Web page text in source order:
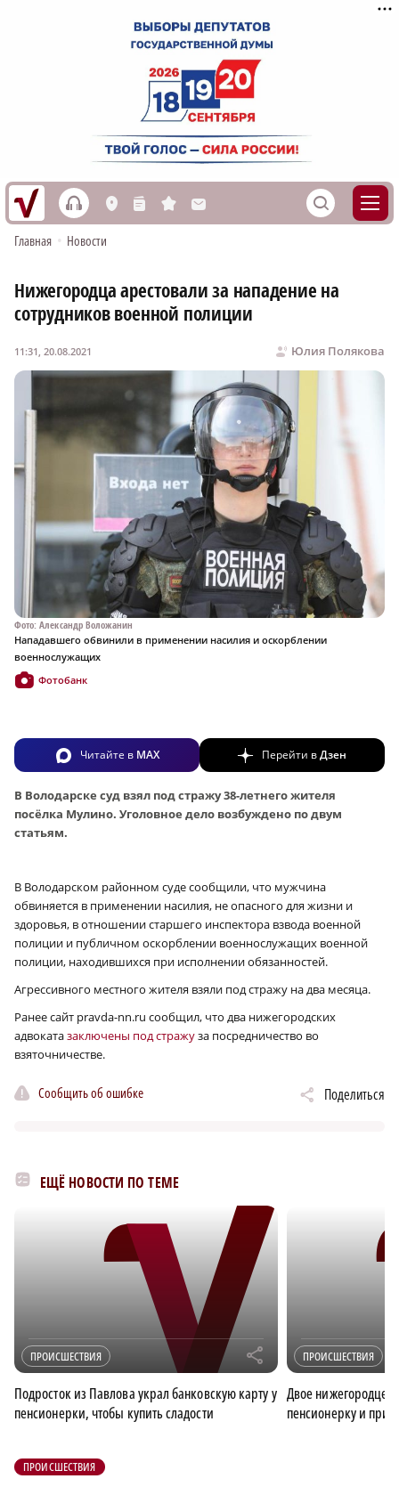
h L n s M S
Главная • Новости
Нижегородца арестовали за нападение на
сотрудников военной полиции
Юлия Полякова
11:31, 20.08.2021
Фото: Александр Воложанин
Нападавшего обвинили в применении насилия и оскорблении
военнослужащих
Фотобанк
Читайте в MAX Перейти вДзен
В Володарске суд взял под стражу 38-летнего жителя
посёлка Мулино. Уголовное дело возбуждено по двум
статьям.
В Володарском районном суде сообщили, что мужчина
обвиняется в применении насилия, не опасного для жизни и
здоровья, в отношении старшего инспектора взвода военной
полиции и публичном оскорблении военнослужащих военной
полиции, находившихся при исполнении обязанностей.
Агрессивного местного жителя взяли под стражу на два месяца.
Ранее сайт pravda-nn.ru сообщил, что два нижегородских
адвокатазаключены под стражуза посредничество во
взяточничестве.
Сообщить об ошибке Поделиться
ЕЩЁ НОВОСТИ ПО ТЕМЕ
ПРОИСШЕСТВИЯ r
Подросток из Павлова украл банковскую карту у
пенсионерки, чтобы купить сладости
ПРОИСШЕСТВИЯ
Двое
пенсионерку и
ПРОИСШЕСТВИЯ